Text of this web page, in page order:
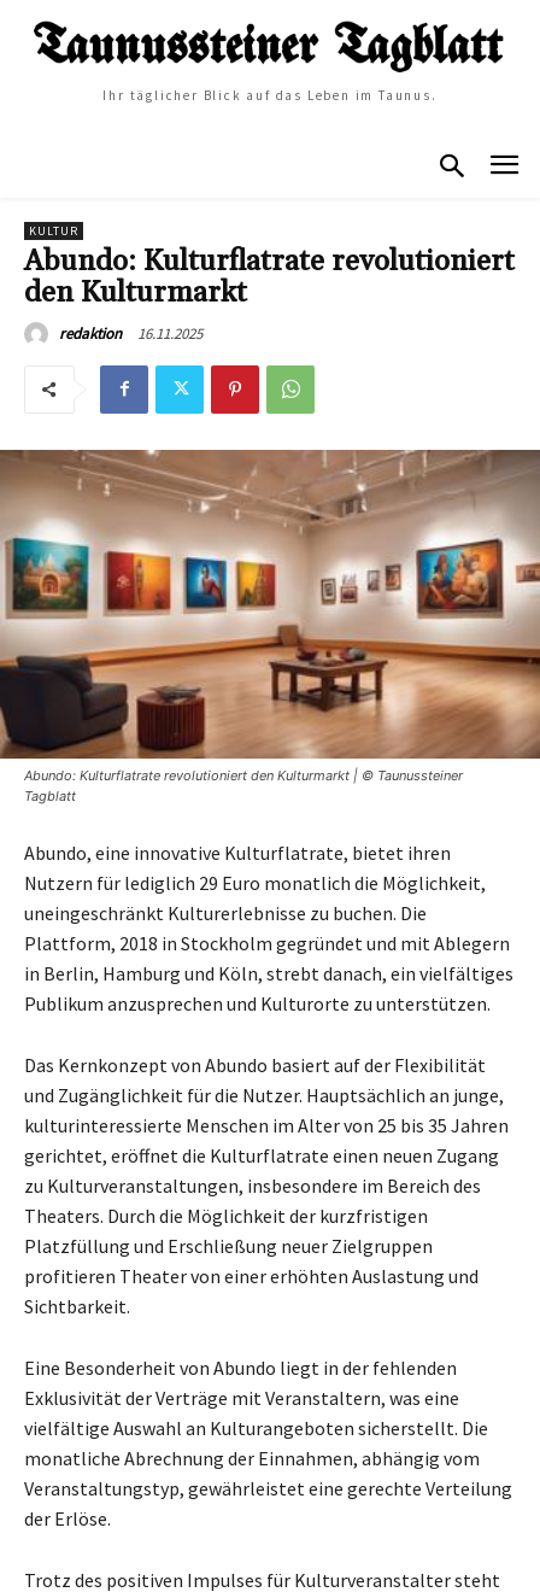
Ihr täglicher Blick auf das Leben im Taunus.
KULTUR
Abundo: Kulturflatrate revolutioniert
den Kulturmarkt
redaktion 16.11.2025
Abundo: Kulturflatrate revolutioniert den Kulturmarkt | © Taunussteiner
Tagblatt
Abundo, eine innovative Kulturflatrate, bietet ihren
Nutzern für lediglich 29 Euro monatlich die Möglichkeit,
uneingeschränkt Kulturerlebnisse zu buchen. Die
Plattform, 2018 in Stockholm gegründet und mit Ablegern
in Berlin, Hamburg und Köln, strebt danach, ein vielfältiges
Publikum anzusprechen und Kulturorte zu unterstützen.
Das Kernkonzept von Abundo basiert auf der Flexibilität
und Zugänglichkeit für die Nutzer. Hauptsächlich an junge,
kulturinteressierte Menschen im Alter von 25 bis 35 Jahren
gerichtet, eröffnet die Kulturflatrate einen neuen Zugang
zu Kulturveranstaltungen, insbesondere im Bereich des
Theaters. Durch die Möglichkeit der kurzfristigen
Platzfüllung und Erschließung neuer Zielgruppen
profitieren Theater von einer erhöhten Auslastung und
Sichtbarkeit.
Eine Besonderheit von Abundo liegt in der fehlenden
Exklusivität der Verträge mit Veranstaltern, was eine
vielfältige Auswahl an Kulturangeboten sicherstellt. Die
monatliche Abrechnung der Einnahmen, abhängig vom
Veranstaltungstyp, gewährleistet eine gerechte Verteilung
der Erlöse.
Trotz des positiven Impulses für Kulturveranstalter steht